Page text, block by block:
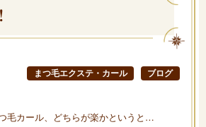
まつ毛エクステ・カール ブログ
毛カール、どちらが楽かというと…